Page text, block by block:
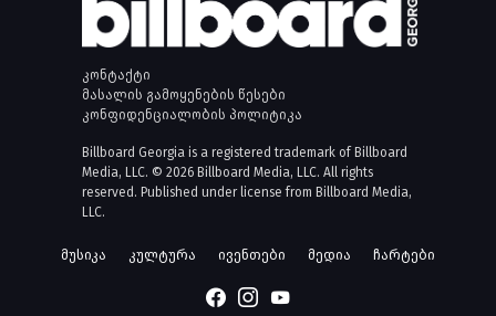
კონტაქტი
მასალის გამოყენების წესები
კონფიდენციალობის პოლიტიკა
Billboard Georgia is a registered trademark of Billboard
Media, LLC. © 2026 Billboard Media, LLC. All rights
reserved. Published under license from Billboard Media,
LLC.
მუსიკა კულტურა ივენთები მედია ჩარტები